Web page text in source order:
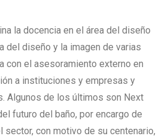
la docencia en el área del diseño
del diseño y la imagen de varias
con el asesoramiento externo en
a instituciones y empresas y
Algunos de los últimos son Next
futuro del baño, por encargo de
sector, con motivo de su centenario,